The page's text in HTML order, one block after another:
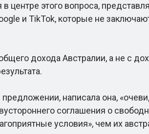
этого вопроса,
и TikTok, которые не
дохода Австралии, а не с
написала она,
соглашения о
условия», чем их